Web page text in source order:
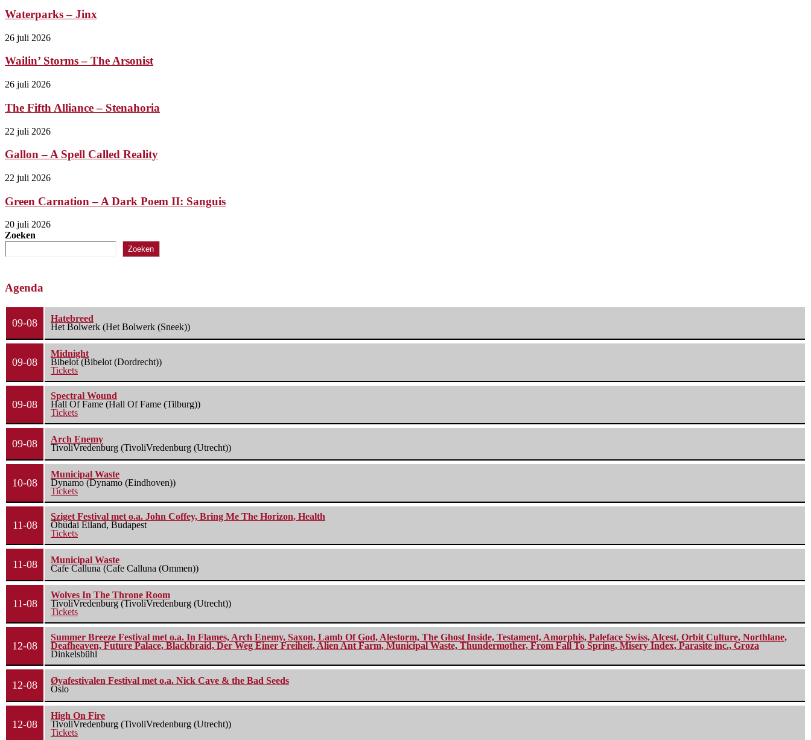
Waterparks – Jinx
26 juli 2026
Wailin’ Storms – The Arsonist
26 juli 2026
The Fifth Alliance – Stenahoria
22 juli 2026
Gallon – A Spell Called Reality
22 juli 2026
Green Carnation – A Dark Poem II: Sanguis
20 juli 2026
Zoeken
Zoeken
Agenda
09-08
Hatebreed
Het Bolwerk (Het Bolwerk (Sneek))
09-08
Midnight
Bibelot (Bibelot (Dordrecht))
Tickets
09-08
Spectral Wound
Hall Of Fame (Hall Of Fame (Tilburg))
Tickets
09-08
Arch Enemy
TivoliVredenburg (TivoliVredenburg (Utrecht))
10-08
Municipal Waste
Dynamo (Dynamo (Eindhoven))
Tickets
11-08
Sziget Festival met o.a. John Coffey, Bring Me The Horizon, Health
Óbudai Eiland, Budapest
Tickets
11-08
Municipal Waste
Cafe Calluna (Cafe Calluna (Ommen))
11-08
Wolves In The Throne Room
TivoliVredenburg (TivoliVredenburg (Utrecht))
Tickets
12-08
Summer Breeze Festival met o.a. In Flames, Arch Enemy, Saxon, Lamb Of God, Alestorm, The Ghost Inside, Testament, Amorphis, Paleface Swiss, Alcest, Orbit Culture, Northlane,
Deafheaven, Future Palace, Blackbraid, Der Weg Einer Freiheit, Alien Ant Farm, Municipal Waste, Thundermother, From Fall To Spring, Misery Index, Parasite inc., Groza
Dinkelsbühl
12-08
Øyafestivalen Festival met o.a. Nick Cave & the Bad Seeds
Oslo
12-08
High On Fire
TivoliVredenburg (TivoliVredenburg (Utrecht))
Tickets